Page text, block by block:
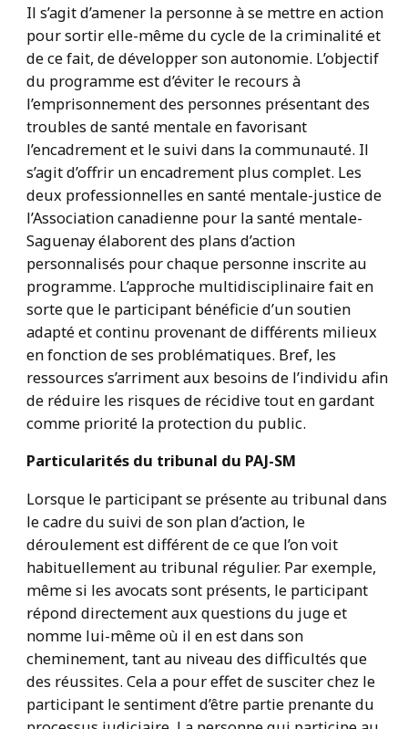
Il s’agit d’amener la personne à se mettre en action
pour sortir elle-même du cycle de la criminalité et
de ce fait, de développer son autonomie. L’objectif
du programme est d’éviter le recours à
l’emprisonnement des personnes présentant des
troubles de santé mentale en favorisant
l’encadrement et le suivi dans la communauté. Il
s’agit d’offrir un encadrement plus complet. Les
deux professionnelles en santé mentale-justice de
l’Association canadienne pour la santé mentale-
Saguenay élaborent des plans d’action
personnalisés pour chaque personne inscrite au
programme. L’approche multidisciplinaire fait en
sorte que le participant bénéficie d’un soutien
adapté et continu provenant de différents milieux
en fonction de ses problématiques. Bref, les
ressources s’arriment aux besoins de l’individu afin
de réduire les risques de récidive tout en gardant
comme priorité la protection du public.
Particularités du tribunal du PAJ-SM
Lorsque le participant se présente au tribunal dans
le cadre du suivi de son plan d’action, le
déroulement est différent de ce que l’on voit
habituellement au tribunal régulier. Par exemple,
même si les avocats sont présents, le participant
répond directement aux questions du juge et
nomme lui-même où il en est dans son
cheminement, tant au niveau des difficultés que
des réussites. Cela a pour effet de susciter chez le
participant le sentiment d’être partie prenante du